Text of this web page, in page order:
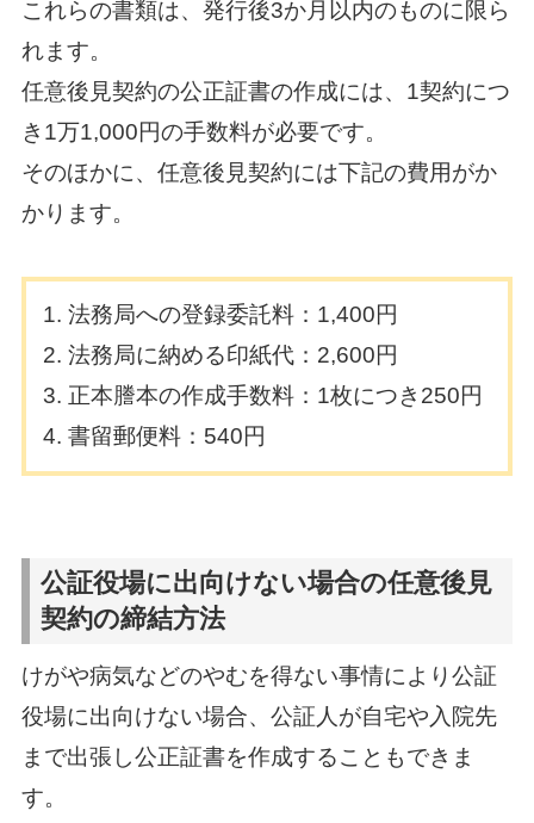
これらの書類は、発行後3か月以内のものに限ら
れます。
任意後見契約の公正証書の作成には、1契約につ
き1万1,000円の手数料が必要です。
そのほかに、任意後見契約には下記の費用がか
かります。
法務局への登録委託料：1,400円
法務局に納める印紙代：2,600円
正本謄本の作成手数料：1枚につき250円
書留郵便料：540円
公証役場に出向けない場合の任意後見
契約の締結方法
けがや病気などのやむを得ない事情により公証
役場に出向けない場合、公証人が自宅や入院先
まで出張し公正証書を作成することもできま
す。